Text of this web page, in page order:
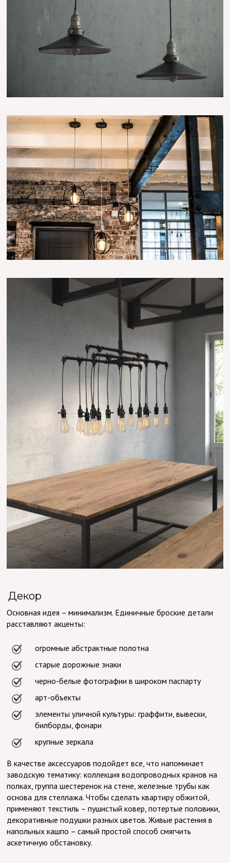
Декор
Основная идея – минимализм. Единичные броские детали
расставляют акценты:
огромные абстрактные полотна
старые дорожные знаки
черно-белые фотографии в широком паспарту
арт-объекты
элементы уличной культуры: граффити, вывески,
билборды, фонари
крупные зеркала
В качестве аксессуаров подойдет все, что напоминает
заводскую тематику: коллекция водопроводных кранов на
полках, группа шестеренок на стене, железные трубы как
основа для стеллажа. Чтобы сделать квартиру обжитой,
применяют текстиль – пушистый ковер, потертые половики,
декоративные подушки разных цветов. Живые растения в
напольных кашпо – самый простой способ смягчить
аскетичную обстановку.